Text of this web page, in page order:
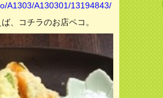
A1303/A130301/13194843/
、コチラのお店ペコ。